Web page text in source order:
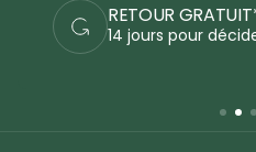
RETOUR
14 jours pour